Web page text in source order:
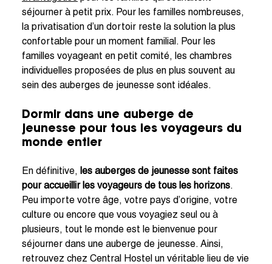
séjourner à petit prix. Pour les familles nombreuses,
la privatisation d’un dortoir reste la solution la plus
confortable pour un moment familial. Pour les
familles voyageant en petit comité, les chambres
individuelles proposées de plus en plus souvent au
sein des auberges de jeunesse sont idéales.
Dormir dans une auberge de
jeunesse pour tous les voyageurs du
monde entier
En définitive, les auberges de jeunesse sont faites
pour accueillir les voyageurs de tous les horizons.
Peu importe votre âge, votre pays d’origine, votre
culture ou encore que vous voyagiez seul ou à
plusieurs, tout le monde est le bienvenue pour
séjourner dans une auberge de jeunesse. Ainsi,
retrouvez chez Central Hostel un véritable lieu de vie